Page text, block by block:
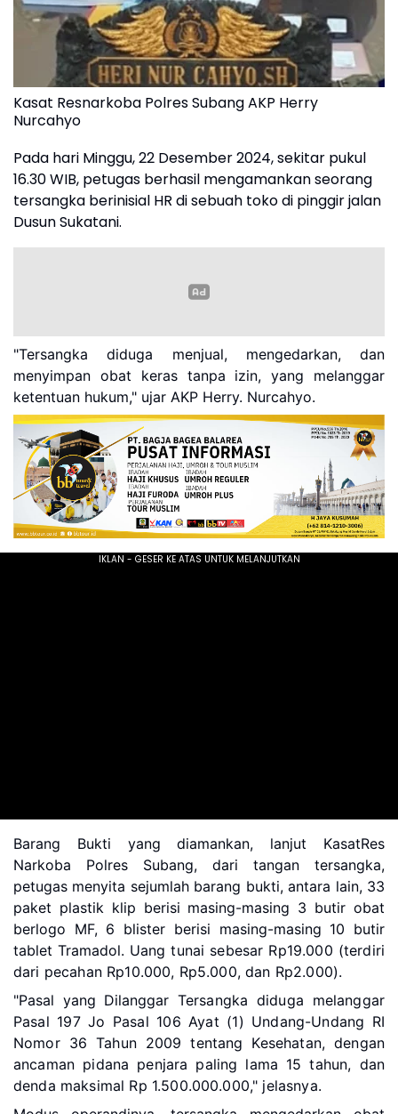
Kasat Resnarkoba Polres Subang AKP Herry
Nurcahyo
Pada hari Minggu, 22 Desember 2024, sekitar pukul
16.30 WIB, petugas berhasil mengamankan seorang
tersangka berinisial HR di sebuah toko di pinggir jalan
Dusun Sukatani.
"Tersangka diduga menjual, mengedarkan, dan
menyimpan obat keras tanpa izin, yang melanggar
ketentuan hukum," ujar AKP Herry. Nurcahyo.
Barang Bukti yang diamankan, lanjut KasatRes
Narkoba Polres Subang, dari tangan tersangka,
petugas menyita sejumlah barang bukti, antara lain, 33
paket plastik klip berisi masing-masing 3 butir obat
berlogo MF, 6 blister berisi masing-masing 10 butir
tablet Tramadol. Uang tunai sebesar Rp19.000 (terdiri
dari pecahan Rp10.000, Rp5.000, dan Rp2.000).
"Pasal yang Dilanggar Tersangka diduga melanggar
Pasal 197 Jo Pasal 106 Ayat (1) Undang-Undang RI
Nomor 36 Tahun 2009 tentang Kesehatan, dengan
ancaman pidana penjara paling lama 15 tahun, dan
denda maksimal Rp 1.500.000.000," jelasnya.